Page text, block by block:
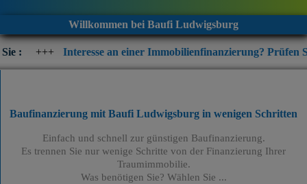
Willkommen bei Baufi Ludwigsburg
an einer Immobilienfinanzierung? Prüfen Sie jetzt die
Baufinanzierung mit Baufi Ludwigsburg in wenigen Schritten
Einfach und schnell zur günstigen Baufinanzierung.
Es trennen Sie nur wenige Schritte von der Finanzierung Ihrer
Traumimmobilie.
Was benötigen Sie? Wählen Sie ...